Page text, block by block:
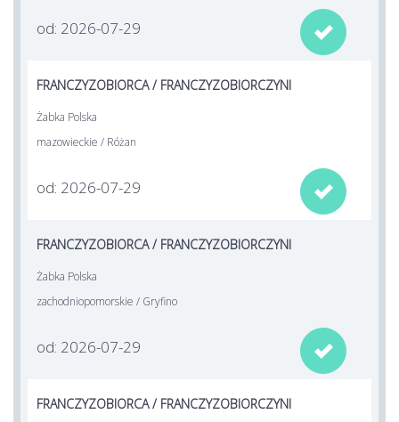
od: 2026-07-29 
FRANCZYZOBIORCA / FRANCZYZOBIORCZYNI
Żabka Polska
mazowieckie / Różan
od: 2026-07-29 
FRANCZYZOBIORCA / FRANCZYZOBIORCZYNI
Żabka Polska
zachodniopomorskie / Gryfino
od: 2026-07-29 
FRANCZYZOBIORCA / FRANCZYZOBIORCZYNI